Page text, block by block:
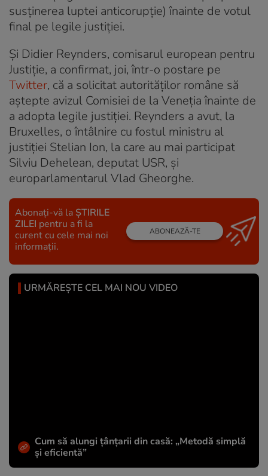
susținerea luptei anticorupție) înainte de votul
final pe legile justiției.
Şi Didier Reynders, comisarul european pentru
Justiție, a confirmat, joi, într-o postare pe
Twitter, că a solicitat autorităților române să
aștepte avizul Comisiei de la Veneția înainte de
a adopta legile justiției. Reynders a avut, la
Bruxelles, o întâlnire cu fostul ministru al
justiției Stelian Ion, la care au mai participat
Silviu Dehelean, deputat USR, și
europarlamentarul Vlad Gheorghe.
Abonați-vă la ȘTIRILE
ZILEI pentru a fi la
curent cu cele mai noi
informații.
ABONEAZĂ-TE
URMĂREȘTE CEL MAI NOU VIDEO
Cum să alungi țânțarii din casă: „Metodă simplă
și eficientă”